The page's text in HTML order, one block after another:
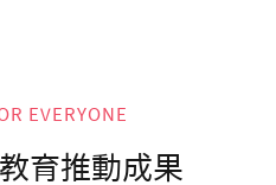
EVERYONE
育推動成果